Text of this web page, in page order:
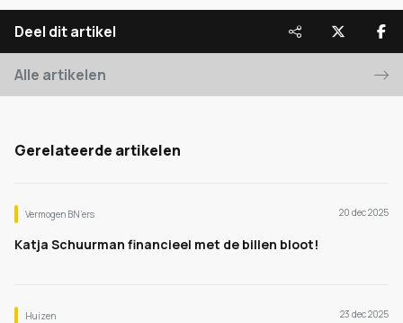
Deel dit artikel
Alle artikelen
Gerelateerde artikelen
Vermogen BN’ers 20 dec 2025
Katja Schuurman financieel met de billen bloot!
Huizen 23 dec 2025